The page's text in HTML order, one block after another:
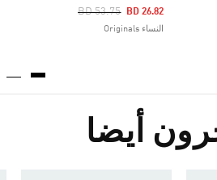
Price Reduced From
BD 53.75
To BD 26.82
النساء Originals
أيضا